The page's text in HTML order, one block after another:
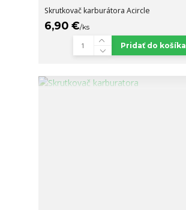
Skrutkovač karburátora Acircle
6,90 €/ks
Pridať do košíka